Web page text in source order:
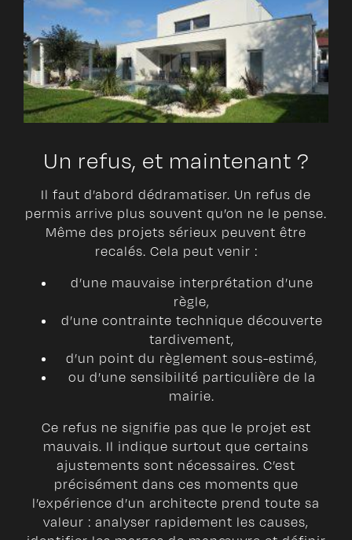
Un refus, et maintenant ?
Il faut d’abord dédramatiser. Un refus de
permis arrive plus souvent qu’on ne le pense.
Même des projets sérieux peuvent être
recalés. Cela peut venir :
d’une mauvaise interprétation d’une
règle,
d’une contrainte technique découverte
tardivement,
d’un point du règlement sous-estimé,
ou d’une sensibilité particulière de la
mairie.
Ce refus ne signifie pas que le projet est
mauvais. Il indique surtout que certains
ajustements sont nécessaires. C’est
précisément dans ces moments que
l’expérience d’un architecte prend toute sa
valeur : analyser rapidement les causes,